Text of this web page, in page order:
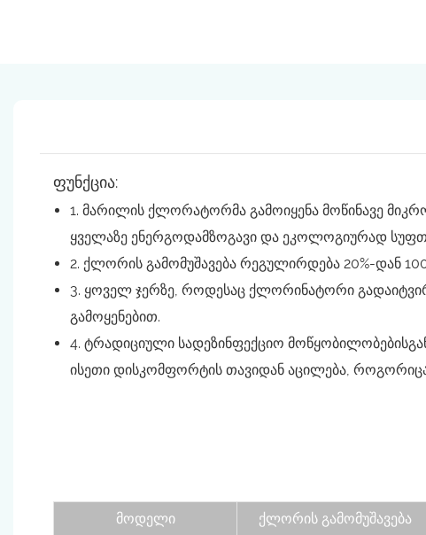
ფუნქცია:
1. მარილის ქლორატორმა გამოიყენა მოწინავე
ყველაზე ენერგოდამზოგავი და ეკოლოგიურად
2. ქლორის გამომუშავება რეგულირდება 20%-დან
3. ყოველ ჯერზე, როდესაც ქლორინატორი
გამოყენებით.
4. ტრადიციული სადეზინფექციო
ისეთი დისკომფორტის თავიდან აცილება,
მოდელი
ქლორის გამომუშავება